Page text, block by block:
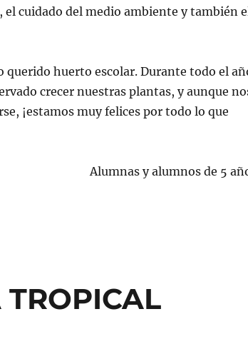
el cuidado del medio ambiente y también
querido huerto escolar. Durante todo el
crecer nuestras plantas, y aunque
¡estamos muy felices por todo lo que
Alumnas y alumnos de 5
TROPICAL